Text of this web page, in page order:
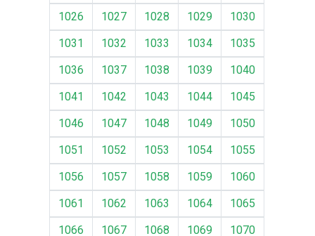
1026
1027 1028 1029
1030
1031
1032 1033 1034
1035
1036
1037 1038 1039
1040
1041
1042 1043 1044
1045
1046
1047 1048 1049
1050
1051
1052 1053 1054
1055
1056
1057 1058 1059
1060
1061
1062 1063 1064
1065
1066
1067 1068 1069 1070